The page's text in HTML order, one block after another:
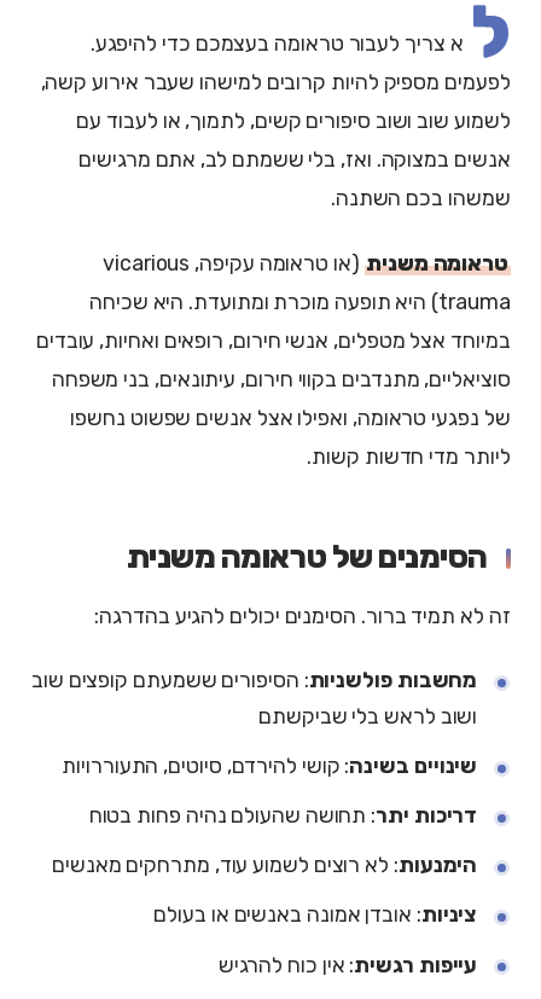
ל א צריך לעבור טראומה בעצמכם כדי להיפגע.
לפעמים מספיק להיות קרובים למישהו שעבר אירוע קשה,
לשמוע שוב ושוב סיפורים קשים, לתמוך, או לעבוד עם
אנשים במצוקה. ואז, בלי ששמתם לב, אתם מרגישים
שמשהו בכם השתנה.
טראומה משנית
(או טראומה עקיפה, vicarious
trauma) היא תופעה מוכרת ומתועדת. היא שכיחה
במיוחד אצל מטפלים, אנשי חירום, רופאים ואחיות, עובדים
סוציאליים, מתנדבים בקווי חירום, עיתונאים, בני משפחה
של נפגעי טראומה, ואפילו אצל אנשים שפשוט נחשפו
ליותר מדי חדשות קשות.
הסימנים של טראומה משנית
זה לא תמיד ברור. הסימנים יכולים להגיע בהדרגה:
מחשבות פולשניות: הסיפורים ששמעתם קופצים שוב
ושוב לראש בלי שביקשתם
שינויים בשינה: קושי להירדם, סיוטים, התעוררויות
דריכות יתר: תחושה שהעולם נהיה פחות בטוח
הימנעות: לא רוצים לשמוע עוד, מתרחקים מאנשים
ציניות: אובדן אמונה באנשים או בעולם
עייפות רגשית: אין כוח להרגיש